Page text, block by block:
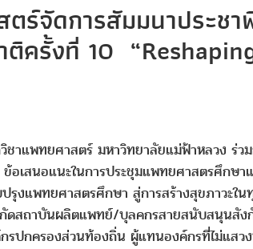
ร์จัดการสัมมนาประช
ครั้งที่ 10
าแพทยศาสตร์ มหาวิทยาลัยแม่ฟ้าหลวง ร่
ข้อเสนอแนะในการประชุมแพทยศาสตรศึ
รุงแพทยศาสตรศึกษา สู่การสร้างสุขภาวะ
ดสถาบันผลิตแพทย์/บุลคกรสายสนับสนุน
รปกครองส่วนท้องถิ่น ผู้แทนองค์กรที่ไม่แส